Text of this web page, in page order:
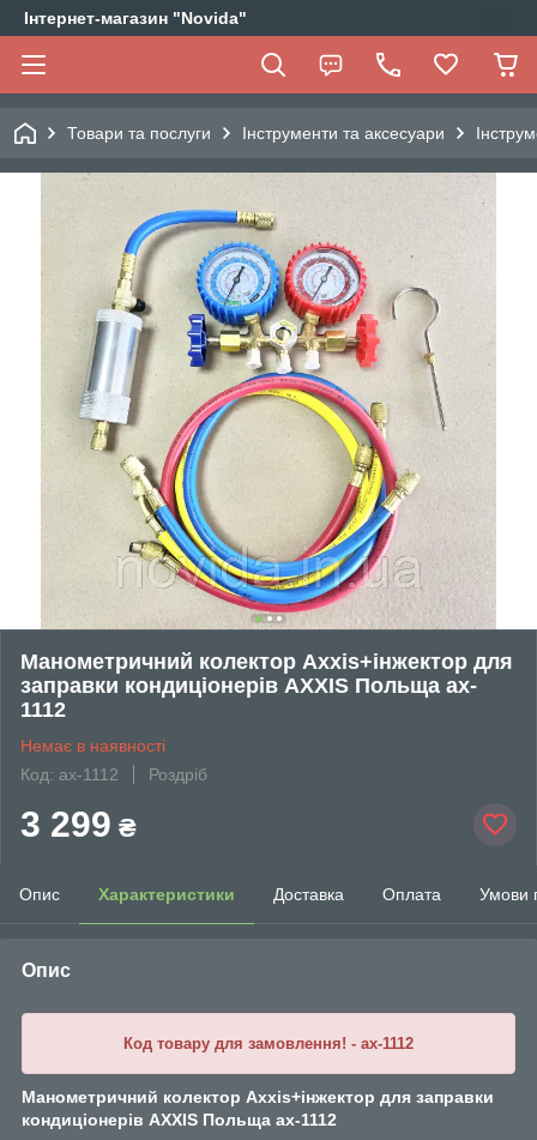
Інтернет-магазин "Novida"
Товари та послуги Інструменти та аксесуари
Манометричний колектор Axxis+інжектор для
заправки кондиціонерів AXXIS Польща ax-
1112
Немає в наявності
Код: ax-1112
Роздріб
3 299 ₴
Опис Характеристики Доставка Оплата Умови
Опис
Код товару для замовлення! - ax-1112
Манометричний колектор Axxis+інжектор для заправки
кондиціонерів AXXIS Польща ax-1112